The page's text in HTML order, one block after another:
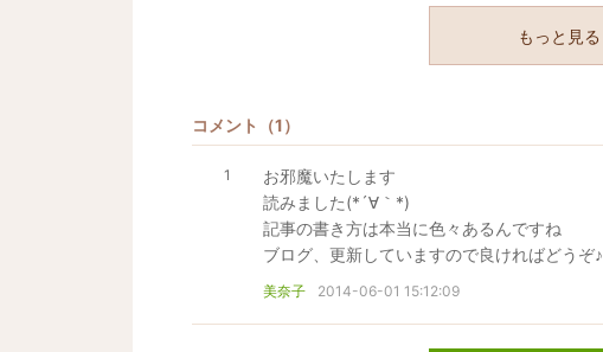
もっと見る
コメント （1）
1
お邪魔いたします
読みました(*´∀｀*)
記事の書き方は本当に色々あるんですね
ブログ、更新していますので良ければどうぞ♪
美奈子 2014-06-01 15:12:09